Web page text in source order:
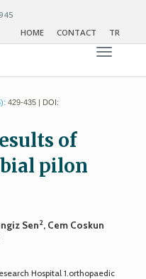
HOME
CONTACT TR
Toggle
429-435 | DOI:
of
pilon
Sen2, Cem Coskun
Hospital 1.orthopaedic